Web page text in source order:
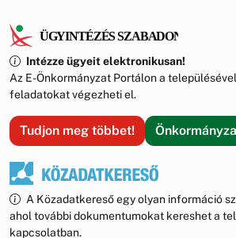
Intézze ügyeit elektronikusan!
Az E-Önkormányzat Portálon a
feladatokat végezheti el.
Tudjon meg többet!
A Közadatkereső egy olyan információ
ahol további dokumentumokat kereshet a
kapcsolatban.